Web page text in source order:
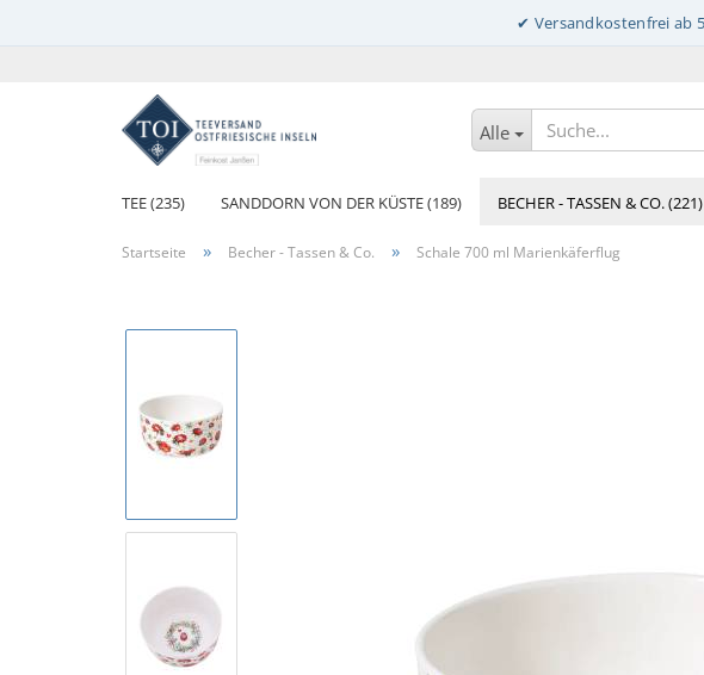
Alle
TEE (235) SANDDORN VON DER KÜSTE (189) BECHER - TASSEN & CO. (221)
Startseite » Becher - Tassen & Co. » Schale 700 ml Marienkäferflug